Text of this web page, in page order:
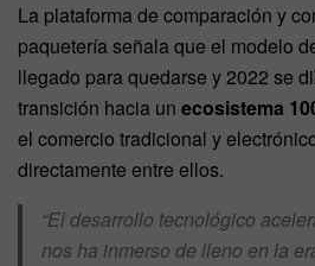
La plataforma de comparación y
paquetería señala que el modelo
llegado para quedarse y 2022 se
transición hacia un ecosistema
el comercio tradicional y
directamente entre ellos.
“El desarrollo tecnológico
nos ha inmerso de lleno en la